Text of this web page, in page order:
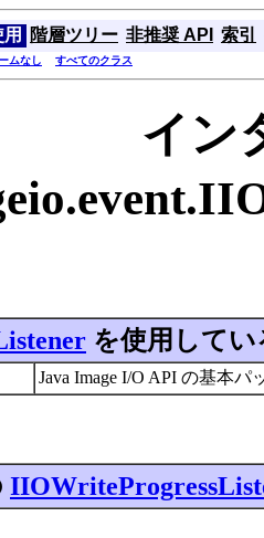
階層ツリー 非推奨 API 索引
ムなし すべてのクラス
イン
を使用して
Java Image I/O API の基本